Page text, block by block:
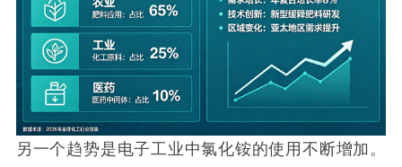
另一个趋势是电子工业中氯化铵的使用不断增加。